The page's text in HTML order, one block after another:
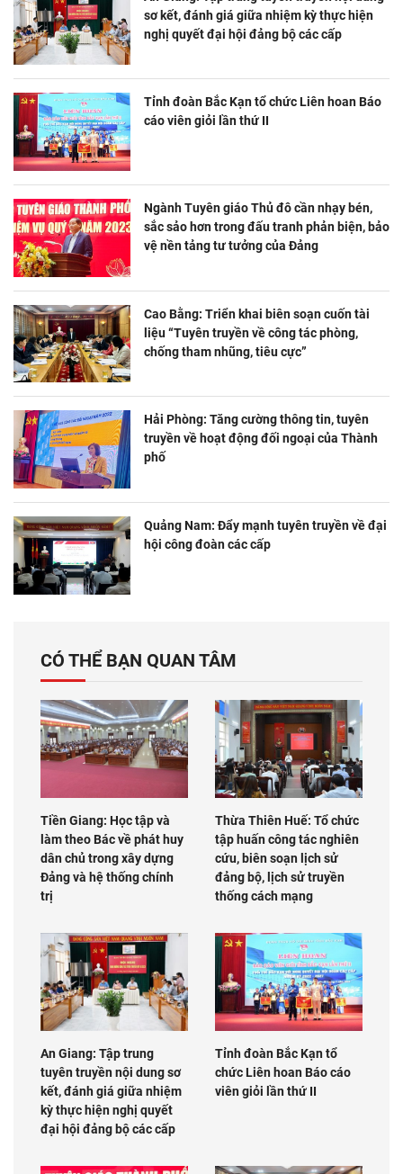
sơ kết, đánh giá giữa nhiệm kỳ thực hiện
nghị quyết đại hội đảng bộ các cấp
Tỉnh đoàn Bắc Kạn tổ chức Liên hoan Báo
cáo viên giỏi lần thứ II
Ngành Tuyên giáo Thủ đô cần nhạy bén,
sắc sảo hơn trong đấu tranh phản biện, bảo
vệ nền tảng tư tưởng của Đảng
Cao Bằng: Triển khai biên soạn cuốn tài
liệu “Tuyên truyền về công tác phòng,
chống tham nhũng, tiêu cực”
Hải Phòng: Tăng cường thông tin, tuyên
truyền về hoạt động đối ngoại của Thành
phố
Quảng Nam: Đẩy mạnh tuyên truyền về đại
hội công đoàn các cấp
CÓ THỂ BẠN QUAN TÂM
Tiền Giang: Học tập và
làm theo Bác về phát huy
dân chủ trong xây dựng
Đảng và hệ thống chính
trị
Thừa Thiên Huế: Tổ chức
tập huấn công tác nghiên
cứu, biên soạn lịch sử
đảng bộ, lịch sử truyền
thống cách mạng
An Giang: Tập trung
tuyên truyền nội dung sơ
kết, đánh giá giữa nhiệm
kỳ thực hiện nghị quyết
đại hội đảng bộ các cấp
Tỉnh đoàn Bắc Kạn tổ
chức Liên hoan Báo cáo
viên giỏi lần thứ II